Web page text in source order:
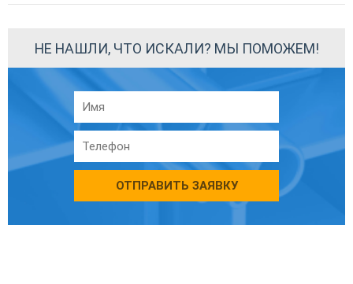
НЕ НАШЛИ, ЧТО ИСКАЛИ? МЫ ПОМОЖЕМ!
ОТПРАВИТЬ ЗАЯВКУ